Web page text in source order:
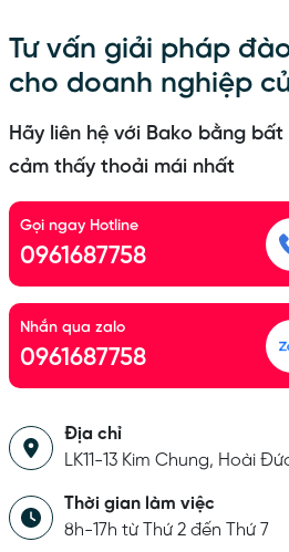
Tư vấn giải pháp
cho doanh nghiệp
Hãy liên hệ với Bako bằng
cảm thấy thoải mái nhất
Gọi ngay Hotline
0961687758
Nhắn qua zalo
0961687758
Địa chỉ
LK11-13 Kim Chung, Hoài
Thời gian làm việc
8h-17h từ Thứ 2 đến Thứ 7